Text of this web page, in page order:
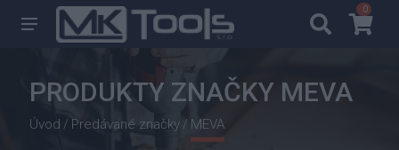
00
PRODUKTY ZNAČKY MEVA
Úvod / Predávané značky/ MEVA